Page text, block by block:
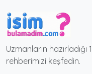
Uzmanların
rehberimizi keşfedin.